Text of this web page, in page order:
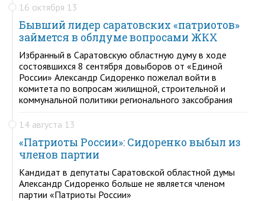
16 октября 13
Бывший лидер саратовских «патриотов»
займется в облдуме вопросами ЖКХ
Избранный в Саратовскую областную думу в ходе
состоявшихся 8 сентября довыборов от «Единой
России» Александр Сидоренко пожелал войти в
комитета по вопросам жилищной, строительной и
коммунальной политики регионального заксобрания
14 августа 13
«Патриоты России»: Сидоренко выбыл из
членов партии
Кандидат в депутаты Саратовской областной думы
Александр Сидоренко больше не является членом
партии «Патриоты России»